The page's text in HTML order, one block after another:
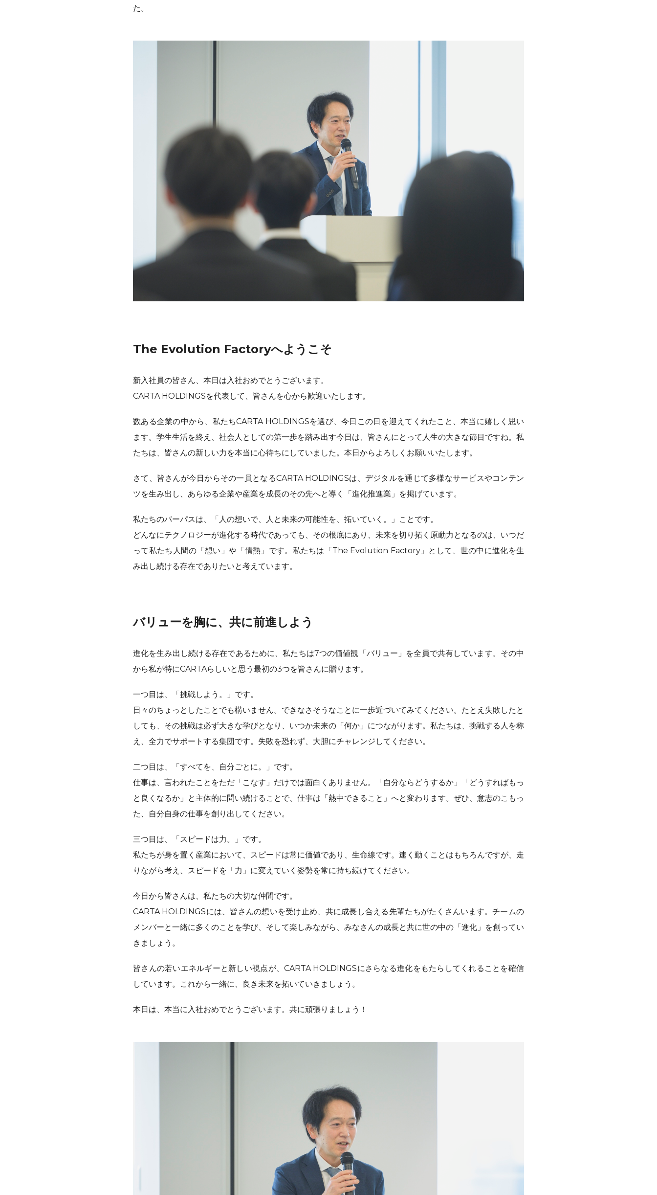
た。
The Evolution Factoryへようこそ
新入社員の皆さん、本日は入社おめでとうございます。
CARTA HOLDINGSを代表して、皆さんを心から歓迎いたします。
数ある企業の中から、私たちCARTA HOLDINGSを選び、今日この日を迎えてくれたこと、本当に嬉しく思い
ます。学生生活を終え、社会人としての第一歩を踏み出す今日は、皆さんにとって人生の大きな節目ですね。私
たちは、皆さんの新しい力を本当に心待ちにしていました。本日からよろしくお願いいたします。
さて、皆さんが今日からその一員となるCARTA HOLDINGSは、デジタルを通じて多様なサービスやコンテン
ツを生み出し、あらゆる企業や産業を成長のその先へと導く「進化推進業」を掲げています。
私たちのパーパスは、「人の想いで、人と未来の可能性を、拓いていく。」ことです。
どんなにテクノロジーが進化する時代であっても、その根底にあり、未来を切り拓く原動力となるのは、いつだ
って私たち人間の「想い」や「情熱」です。私たちは「The Evolution Factory」として、世の中に進化を生
み出し続ける存在でありたいと考えています。
バリューを胸に、共に前進しよう
進化を生み出し続ける存在であるために、私たちは7つの価値観「バリュー」を全員で共有しています。その中
から私が特にCARTAらしいと思う最初の3つを皆さんに贈ります。
一つ目は、「挑戦しよう。」です。
日々のちょっとしたことでも構いません。できなさそうなことに一歩近づいてみてください。たとえ失敗したと
しても、その挑戦は必ず大きな学びとなり、いつか未来の「何か」につながります。私たちは、挑戦する人を称
え、全力でサポートする集団です。失敗を恐れず、大胆にチャレンジしてください。
二つ目は、「すべてを、自分ごとに。」です。
仕事は、言われたことをただ「こなす」だけでは面白くありません。「自分ならどうするか」「どうすればもっ
と良くなるか」と主体的に問い続けることで、仕事は「熱中できること」へと変わります。ぜひ、意志のこもっ
た、自分自身の仕事を創り出してください。
三つ目は、「スピードは力。」です。
私たちが身を置く産業において、スピードは常に価値であり、生命線です。速く動くことはもちろんですが、走
りながら考え、スピードを「力」に変えていく姿勢を常に持ち続けてください。
今日から皆さんは、私たちの大切な仲間です。
CARTA HOLDINGSには、皆さんの想いを受け止め、共に成長し合える先輩たちがたくさんいます。チームの
メンバーと一緒に多くのことを学び、そして楽しみながら、みなさんの成長と共に世の中の「進化」を創ってい
きましょう。
皆さんの若いエネルギーと新しい視点が、CARTA HOLDINGSにさらなる進化をもたらしてくれることを確信
しています。これから一緒に、良き未来を拓いていきましょう。
本日は、本当に入社おめでとうございます。共に頑張りましょう！